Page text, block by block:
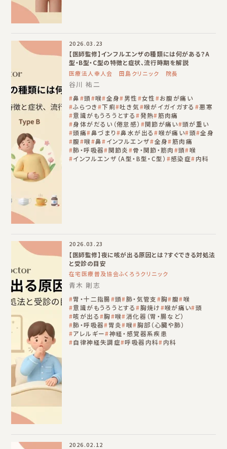
2026.03.23
【医師監修】インフルエンザの種類には何がある？A
型・B型・C型の特徴と症状、流行時期を解説
医療法人幸人会 田島クリニック 院長
谷川 祐二
鼻 頭 喉 全身 男性 女性
お腹が痛い
ふらつき
下痢 吐き気 喉がイガイガする
悪寒
意識がもうろうとする 発熱 筋肉痛
身体がだるい（倦怠感）
関節が痛い 頭が重い
頭痛 鼻づまり 鼻水が出る 喉が痛い 頭 全身
腹
喉 鼻 インフルエンザ 全身 筋肉痛
肺・呼吸器 関節炎 骨・関節・筋肉 頭 喉
インフルエンザ（A型・B型・C型）
感染症 内科
2026.03.23
【医師監修】夜に咳が出る原因とは？すぐできる対処法
と受診の目安
在宅医療普及協会ふくろうクリニック
青木 剛志
胃・十二指腸 頭 肺・気管支 胸 腹 喉
意識がもうろうとする 胸焼け 喉が痛い 頭
咳が出る
胸 喉 消化器（胃・腸など）
肺・呼吸器 胃炎 喉 胸部（心臓や肺）
アレルギー 神経・感覚器系疾患
自律神経失調症 呼吸器内科 内科
2026.02.12